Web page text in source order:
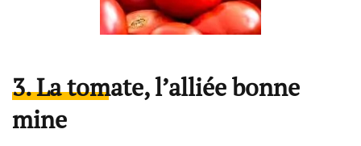
3. La tomate, l’alliée bonne
mine